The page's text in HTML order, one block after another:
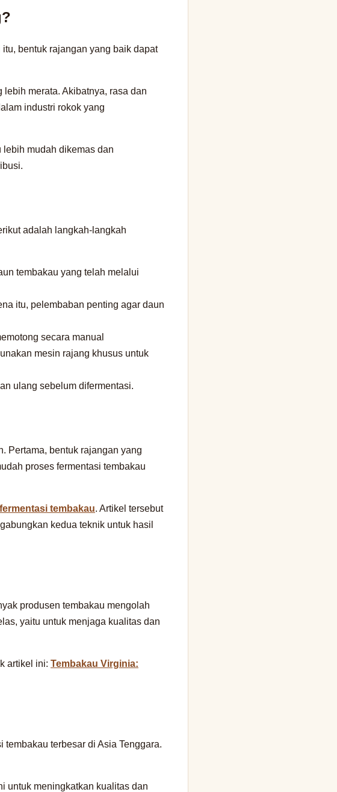
bentuk rajangan yang baik dapat
merata. Akibatnya, rasa dan
industri rokok yang
mudah dikemas dan
adalah langkah-langkah
tembakau yang telah melalui
itu, pelembaban penting agar daun
secara manual
mesin rajang khusus untuk
ulang sebelum difermentasi.
Pertama, bentuk rajangan yang
proses fermentasi tembakau
tembakau. Artikel tersebut
kedua teknik untuk hasil
produsen tembakau mengolah
yaitu untuk menjaga kualitas dan
artikel ini: Tembakau Virginia:
tembakau terbesar di Asia Tenggara.
untuk meningkatkan kualitas dan